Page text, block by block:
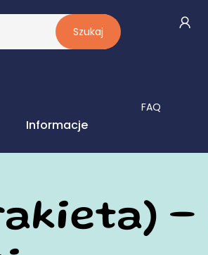
Szukaj
Informacje
FAQ